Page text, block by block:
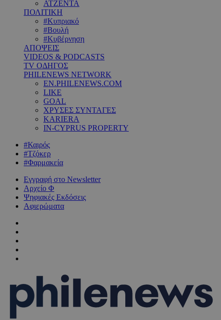
ΑΤΖΕΝΤΑ
ΠΟΛΙΤΙΚΗ
#Κυπριακό
#Βουλή
#Κυβέρνηση
ΑΠΟΨΕΙΣ
VIDEOS & PODCASTS
TV ΟΔΗΓΟΣ
PHILENEWS NETWORK
EN.PHILENEWS.COM
LIKE
GOAL
ΧΡΥΣΕΣ ΣΥΝΤΑΓΕΣ
KARIERA
IN-CYPRUS PROPERTY
#Καιρός
#Τζόκερ
#Φαρμακεία
Εγγραφή στο Newsletter
Αρχείο Φ
Ψηφιακές Εκδόσεις
Αφιερώματα